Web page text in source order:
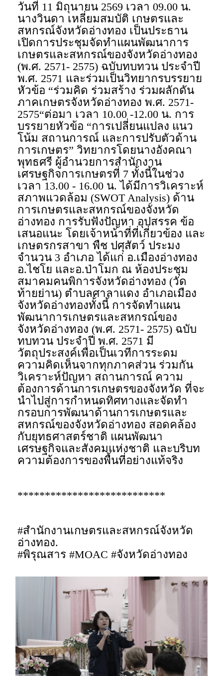
วันที่ 11 มิถุนายน 2569 เวลา 09.00 น.
นางวินดา เหลี่ยมสมบัติ เกษตรและ
สหกรณ์จังหวัดอ่างทอง เป็นประธาน
เปิดการประชุมจัดทำแผนพัฒนาการ
เกษตรและสหกรณ์ของจังหวัดอ่างทอง
(พ.ศ. 2571- 2575) ฉบับทบทวน ประจำปี
พ.ศ. 2571 และร่วมเป็นวิทยากรบรรยาย
หัวข้อ “ร่วมคิด ร่วมสร้าง ร่วมผลักดัน
ภาคเกษตรจังหวัดอ่างทอง พ.ศ. 2571-
2575“ต่อมา เวลา 10.00 -12.00 น. การ
บรรยายหัวข้อ “การเปลี่ยนแปลง แนว
โน้ม สถานการณ์ และการปรับตัวด้าน
การเกษตร” วิทยากรโดยนางอังคณา
พุทธศรี ผู้อำนวยการสํานักงาน
เศรษฐกิจการเกษตรที่ 7 ทั้งนี้ในช่วง
เวลา 13.00 - 16.00 น. ได้มีการวิเคราะห์
สภาพแวดล้อม (SWOT Analysis) ด้าน
การเกษตรและสหกรณ์ของจังหวัด
อ่างทอง การรับฟังปัญหา อุปสรรค ข้อ
เสนอแนะ โดยเจ้าหน้าที่ที่เกี่ยวข้อง และ
เกษตรกรสาขา พืช ปศุสัตว์ ประมง
จำนวน 3 อำเภอ ได้แก่ อ.เมืองอ่างทอง
อ.ไชโย และอ.ป่าโมก ณ ห้องประชุม
สมาคมคนพิการจังหวัดอ่างทอง (วัด
ท้ายย่าน) ตำบลศาลาแดง อำเภอเมือง
จังหวัดอ่างทองทั้งนี้ การจัดทำแผน
พัฒนาการเกษตรและสหกรณ์ของ
จังหวัดอ่างทอง (พ.ศ. 2571- 2575) ฉบับ
ทบทวน ประจำปี พ.ศ. 2571 มี
วัตถุประสงค์เพื่อเป็นเวทีการระดม
ความคิดเห็นจากทุกภาคส่วน ร่วมกัน
วิเคราะห์ปัญหา สถานการณ์ ความ
ต้องการด้านการเกษตรของจังหวัด ที่จะ
นำไปสู่การกำหนดทิศทางและจัดทำ
กรอบการพัฒนาด้านการเกษตรและ
สหกรณ์ของจังหวัดอ่างทอง สอดคล้อง
กับยุทธศาสตร์ชาติ แผนพัฒนา
เศรษฐกิจและสังคมแห่งชาติ และบริบท
ความต้องการของพื้นที่อย่างแท้จริง
***************************
#สำนักงานเกษตรและสหกรณ์จังหวัด
อ่างทอง.
#พิรุณสาร #MOAC #จังหวัดอ่างทอง